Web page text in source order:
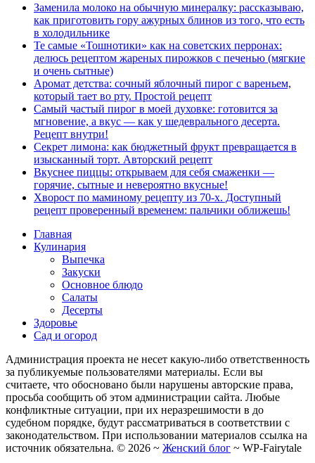
Заменила молоко на обычную минералку: рассказываю,
как приготовить гору ажурных блинов из того, что есть
в холодильнике
Те самые «Тошнотики» как на советских перронах:
делюсь рецептом жареных пирожков с печенью (мягкие
и очень сытные)
Аромат детства: сочный яблочный пирог с вареньем,
который тает во рту. Простой рецепт
Самый частый пирог в моей духовке: готовится за
мгновение, а вкус — как у шедеврального десерта.
Рецепт внутри!
Секрет лимона: как бюджетный фрукт превращается в
изысканный торт. Авторский рецепт
Вкуснее пиццы: открываем для себя смаженки —
горячие, сытные и невероятно вкусные!
Хворост по маминому рецепту из 70-х. Доступный
рецепт проверенный временем: пальчики оближешь!
Главная
Кулинария
Выпечка
Закуски
Основное блюдо
Салаты
Десерты
Здоровье
Сад и огород
Администрация проекта не несет какую-либо ответственность
за публикуемые пользователями материалы. Если вы
считаете, что обосновано были нарушены авторские права,
просьба сообщить об этом администрации сайта. Любые
конфликтные ситуации, при их неразрешимости в до
судебном порядке, будут рассматриваться в соответствии с
законодательством. При использовании материалов ссылка на
источник обязательна. © 2026 ~ Женский блог ~ WP-Fairytale